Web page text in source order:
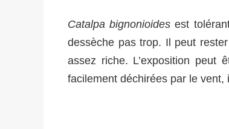
Catalpa bignonioides est
dessèche pas trop. Il peut
assez riche. L’exposition peut
facilement déchirées par le vent,